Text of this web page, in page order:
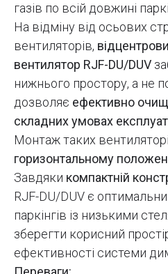
газів по всій довжині
На відміну від осьових
вентиляторів,
вентилятор RJF-DU/DUV
нижнього простору, а не
дозволяє ефективно
складних умовах
Монтаж таких
горизонтальному
Завдяки компактній
RJF-DU/DUV є
паркінгів із низькими
зберегти корисний
ефективності системи